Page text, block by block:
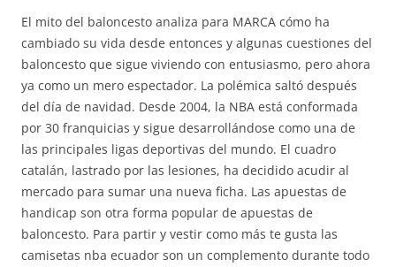
El mito del baloncesto analiza para MARCA cómo ha
cambiado su vida desde entonces y algunas cuestiones del
baloncesto que sigue viviendo con entusiasmo, pero ahora
ya como un mero espectador. La polémica saltó después
del día de navidad. Desde 2004, la NBA está conformada
por 30 franquicias y sigue desarrollándose como una de
las principales ligas deportivas del mundo. El cuadro
catalán, lastrado por las lesiones, ha decidido acudir al
mercado para sumar una nueva ficha. Las apuestas de
handicap son otra forma popular de apuestas de
baloncesto. Para partir y vestir como más te gusta las
camisetas nba ecuador son un complemento durante todo